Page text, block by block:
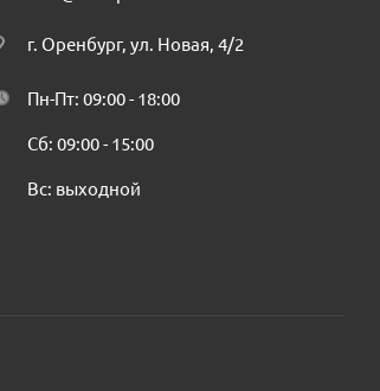
г. Оренбург, ул. Новая, 4/2
Пн-Пт: 09:00 - 18:00
Сб: 09:00 - 15:00
Вс: выходной